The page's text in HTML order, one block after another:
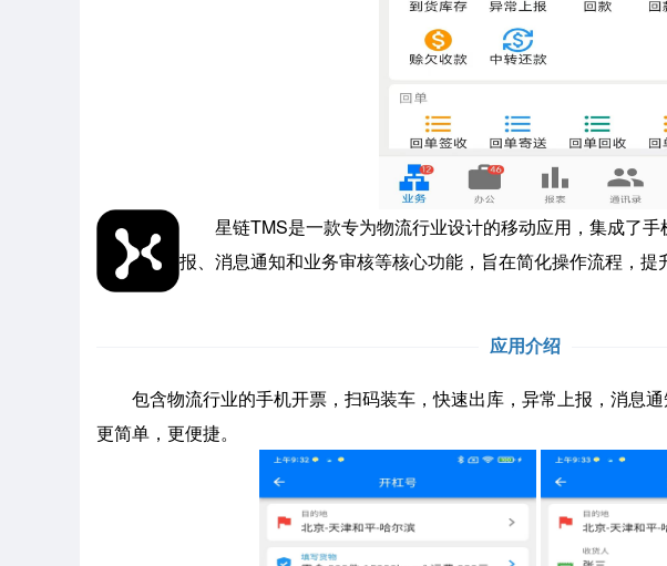
星链TMS是一款专为物流行业设计的移动应用，集成了手
报、消息通知和业务审核等核心功能，旨在简化操作流程，提
应用介绍
包含物流行业的手机开票，扫码装车，快速出库，异常上报，消息通
更简单，更便捷。